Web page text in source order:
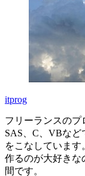
itprog
フリーランスのプ
SAS、C、VBな
をこなしています
作るのが大好きな
間です。